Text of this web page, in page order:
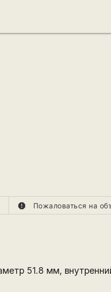
report Пожаловаться на
51.8 мм,